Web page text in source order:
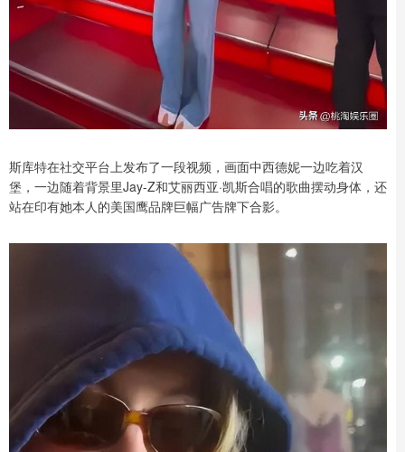
斯库特在社交平台上发布了一段视频，画面中西德妮一边吃着汉
堡，一边随着背景里Jay-Z和艾丽西亚·凯斯合唱的歌曲摆动身体，还
站在印有她本人的美国鹰品牌巨幅广告牌下合影。